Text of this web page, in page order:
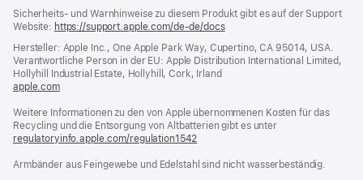
Sicherheits- und Warnhinweise zu diesem Produkt gibt es auf der Support
Website: https://support.apple.com/de-de/docs(öffnet
neues
Fenster)
Hersteller: Apple Inc., One Apple Park Way, Cupertino, CA 95014, USA.
Verantwortliche Person in der EU: Apple Distribution International Limited,
Hollyhill Industrial Estate, Hollyhill, Cork, Irland
apple.com(öffnet
neues
Fenster)
Weitere Informationen zu den von Apple übernommenen Kosten für das
Recycling und die Entsorgung von Altbatterien gibt es unter
regulatoryinfo.apple.com/regulation1542
neues
Armbänder aus Feingewebe und Edelstahl sind nicht wasserbeständig.